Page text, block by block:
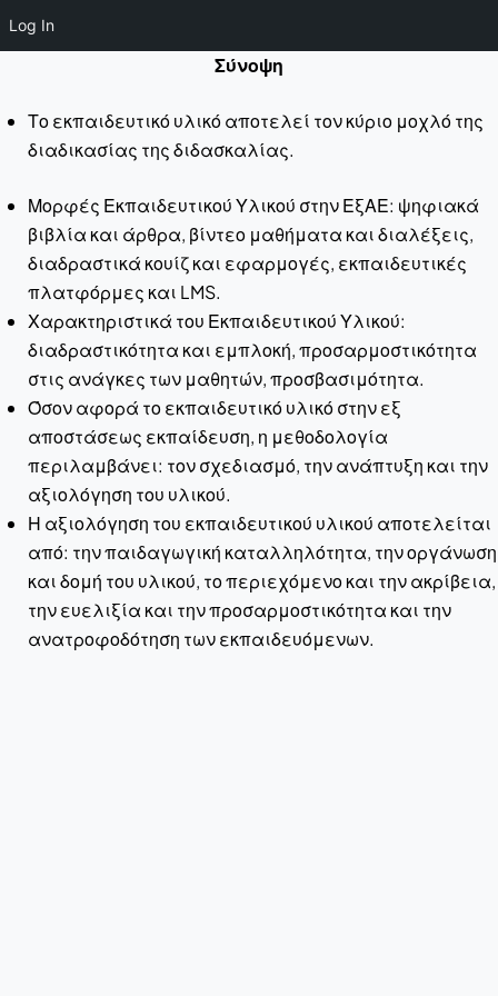
Log In
Σύνοψη
Το εκπαιδευτικό υλικό αποτελεί τον κύριο μοχλό της
διαδικασίας της διδασκαλίας.
Μορφές Εκπαιδευτικού Υλικού στην ΕξΑΕ: ψηφιακά
βιβλία και άρθρα, βίντεο μαθήματα και διαλέξεις,
διαδραστικά κουίζ και εφαρμογές, εκπαιδευτικές
πλατφόρμες και LMS.
Χαρακτηριστικά του Εκπαιδευτικού Υλικού:
διαδραστικότητα και εμπλοκή, προσαρμοστικότητα
στις ανάγκες των μαθητών, προσβασιμότητα.
Όσον αφορά το εκπαιδευτικό υλικό στην εξ
αποστάσεως εκπαίδευση, η μεθοδολογία
περιλαμβάνει: τον σχεδιασμό, την ανάπτυξη και την
αξιολόγηση του υλικού.
Η αξιολόγηση του εκπαιδευτικού υλικού αποτελείται
από: την παιδαγωγική καταλληλότητα, την οργάνωση
και δομή του υλικού, το περιεχόμενο και την ακρίβεια,
την ευελιξία και την προσαρμοστικότητα και την
ανατροφοδότηση των εκπαιδευόμενων.